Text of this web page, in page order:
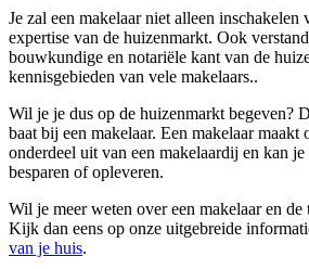
Je zal een makelaar niet alleen inschakelen
expertise van de huizenmarkt. Ook
bouwkundige en notariële kant van de
kennisgebieden van vele makelaars..
Wil je je dus op de huizenmarkt begeven?
baat bij een makelaar. Een makelaar maakt
onderdeel uit van een makelaardij en kan
besparen of opleveren.
Wil je meer weten over een makelaar en de
Kijk dan eens op onze uitgebreide
van je huis.